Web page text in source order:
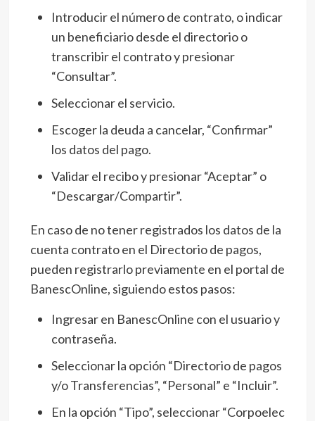
Introducir el número de contrato, o indicar
un beneficiario desde el directorio o
transcribir el contrato y presionar
“Consultar”.
Seleccionar el servicio.
Escoger la deuda a cancelar, “Confirmar”
los datos del pago.
Validar el recibo y presionar “Aceptar” o
“Descargar/Compartir”.
En caso de no tener registrados los datos de la
cuenta contrato en el Directorio de pagos,
pueden registrarlo previamente en el portal de
BanescOnline, siguiendo estos pasos:
Ingresar en BanescOnline con el usuario y
contraseña.
Seleccionar la opción “Directorio de pagos
y/o Transferencias”, “Personal” e “Incluir”.
En la opción “Tipo”, seleccionar “Corpoelec